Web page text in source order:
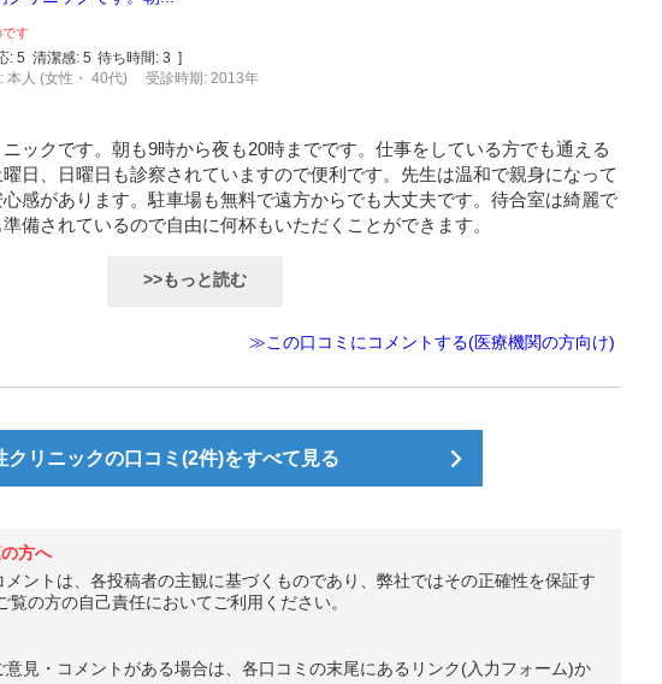
です
: 5 清潔感: 5 待ち時間: 3 ]
本人 (女性・ 40代) 受診時期: 2013年
ックです。朝も9時から夜も20時までです。仕事をしている方でも通える
日、日曜日も診察されていますので便利です。先生は温和で親身になって
感があります。駐車場も無料で遠方からでも大丈夫です。待合室は綺麗で
備されているので自由に何杯もいただくことができます。
>>もっと読む
≫この口コミにコメントする(医療機関の方向け)
クリニックの口コミ(2件)をすべて見る
方へ
ントは、各投稿者の主観に基づくものであり、弊社ではその正確性を保証す
の方の自己責任においてご利用ください。
見・コメントがある場合は、各口コミの末尾にあるリンク(入力フォーム)か